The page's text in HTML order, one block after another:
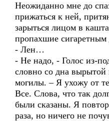
Неожиданно мне до
прижаться к ней,
зарыться лицом в
пропахшие
- Лен…
- Не надо, - Голос из-
словно со дна
могилы. – Я ухожу от
Все. Слова, что так
были сказаны. Я
раза, но ничего не